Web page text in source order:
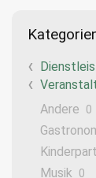
Andere
0
Musik 0